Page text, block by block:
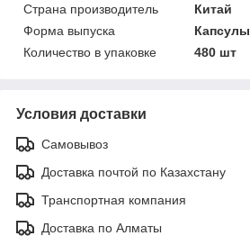
Страна производитель
Китай
Форма выпуска
Капсулы
Количество в упаковке
480 шт
Условия доставки
Самовывоз
Доставка почтой по Казахстану
Транспортная компания
Доставка по Алматы